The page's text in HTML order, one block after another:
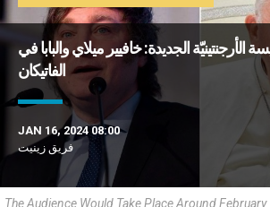
الأرجنتينيّة الجديدة: خافيير ميلاي والبابا في
الفاتيكان
JAN 16, 2024 08:00
فريق زينيت
The Audience Would Take Place Around